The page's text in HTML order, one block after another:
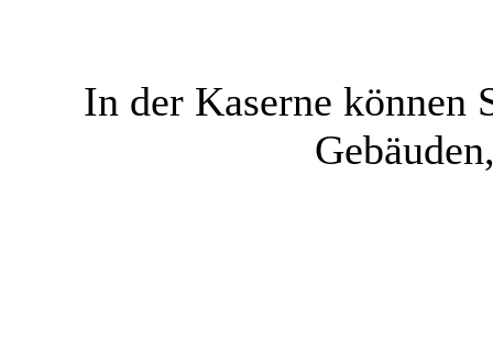
In der Kaserne können